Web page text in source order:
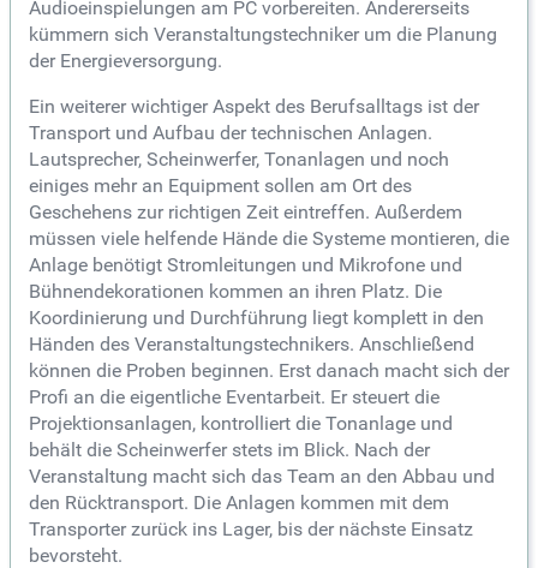
Audioeinspielungen am PC vorbereiten. Andererseits
kümmern sich Veranstaltungstechniker um die Planung
der Energieversorgung.
Ein weiterer wichtiger Aspekt des Berufsalltags ist der
Transport und Aufbau der technischen Anlagen.
Lautsprecher, Scheinwerfer, Tonanlagen und noch
einiges mehr an Equipment sollen am Ort des
Geschehens zur richtigen Zeit eintreffen. Außerdem
müssen viele helfende Hände die Systeme montieren, die
Anlage benötigt Stromleitungen und Mikrofone und
Bühnendekorationen kommen an ihren Platz. Die
Koordinierung und Durchführung liegt komplett in den
Händen des Veranstaltungstechnikers. Anschließend
können die Proben beginnen. Erst danach macht sich der
Profi an die eigentliche Eventarbeit. Er steuert die
Projektionsanlagen, kontrolliert die Tonanlage und
behält die Scheinwerfer stets im Blick. Nach der
Veranstaltung macht sich das Team an den Abbau und
den Rücktransport. Die Anlagen kommen mit dem
Transporter zurück ins Lager, bis der nächste Einsatz
bevorsteht.